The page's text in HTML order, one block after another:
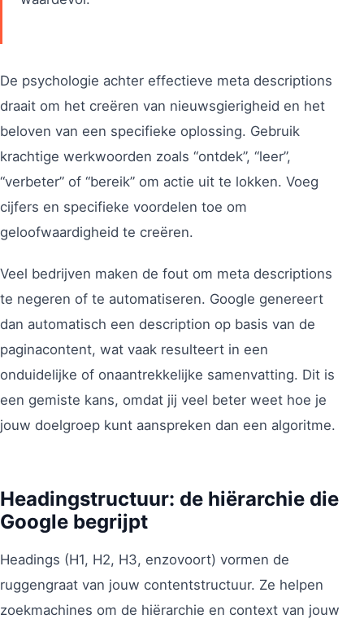
De psychologie achter effectieve meta descriptions
draait om het creëren van nieuwsgierigheid en het
beloven van een specifieke oplossing. Gebruik
krachtige werkwoorden zoals “ontdek”, “leer”,
“verbeter” of “bereik” om actie uit te lokken. Voeg
cijfers en specifieke voordelen toe om
geloofwaardigheid te creëren.
Veel bedrijven maken de fout om meta descriptions
te negeren of te automatiseren. Google genereert
dan automatisch een description op basis van de
paginacontent, wat vaak resulteert in een
onduidelijke of onaantrekkelijke samenvatting. Dit is
een gemiste kans, omdat jij veel beter weet hoe je
jouw doelgroep kunt aanspreken dan een algoritme.
Headingstructuur: de hiërarchie die
Google begrijpt
Headings (H1, H2, H3, enzovoort) vormen de
ruggengraat van jouw contentstructuur. Ze helpen
zoekmachines om de hiërarchie en context van jouw